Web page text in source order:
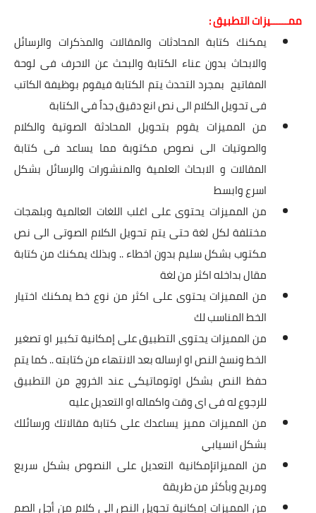
ممــــــيزات التطبيق :
يمكنك كتابة المحادثات والمقالات والمذكرات والرسائل
والابحاث بدون عناء الكتابة والبحث عن الاحرف فى لوحة
المفاتيح بمجرد التحدث يتم الكتابة فيقوم بوظيفة الكاتب
فى تحويل الكلام الى نص انع دقيق جداً في الكتابة
من المميزات يقوم بتحويل المحادثة الصوتية والكلام
والصوتيات الى نصوص مكتوبة مما يساعد فى كتابة
المقالات و الابحاث العلمية والمنشورات والرسائل بشكل
اسرع وابسط
من المميزات يحتوى على اغلب اللغات العالمية وبلهجات
مختلفة لكل لغة حتى يتم تحويل الكلام الصوتى الى نص
مكتوب بشكل سليم بدون اخطاء .. وبذلك يمكنك من كتابة
مقال بداخله اكثر من لغة
من المميزات يحتوى على اكثر من نوع خط يمكنك اختيار
الخط المناسب لك
من المميزات يحتوى التطبيق على إمكانية تكبير او تصغير
الخط ونسخ النص او ارساله بعد الانتهاء من كتابته .. كما يتم
حفظ النص بشكل اوتوماتيكى عند الخروج من التطبيق
للرجوع له فى اى وقت واكماله او التعديل عليه
من المميزات مميز يساعدك على كتابة مقالاتك ورسائلك
بشكل انسيابي
من المميزاتإمكانية التعديل على النصوص بشكل سريع
ومريح وبأكثر من طريقة
من المميزات إمكانية تحويل النص الى كلام من أجل الصم